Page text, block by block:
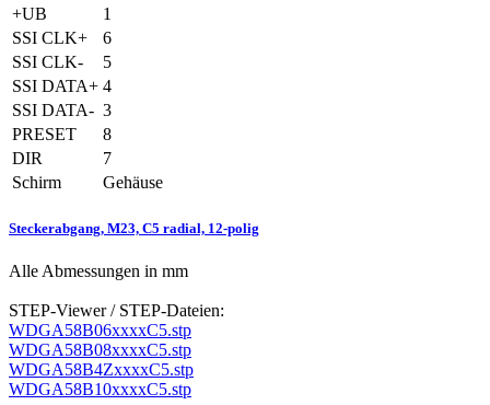
+UB
1
SSI CLK+
6
SSI CLK-
5
SSI DATA+ 4
SSI DATA- 3
PRESET
8
DIR
7
Schirm
Gehäuse
Steckerabgang, M23, C5 radial, 12-polig
Alle Abmessungen in mm
STEP-Viewer / STEP-Dateien:
WDGA58B06xxxxC5.stp
WDGA58B08xxxxC5.stp
WDGA58B4ZxxxxC5.stp
WDGA58B10xxxxC5.stp